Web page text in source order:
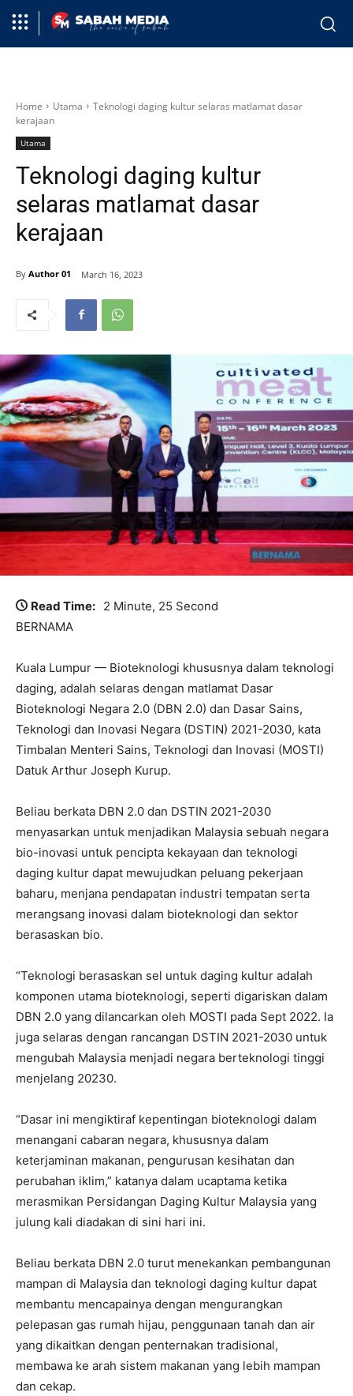
Home Utama
Teknologi daging kultur selaras matlamat dasar
kerajaan
Utama
Teknologi daging kultur
selaras matlamat dasar
kerajaan
By Author 01 March 16, 2023
Read Time: 2 Minute, 25 Second
BERNAMA
Kuala Lumpur — Bioteknologi khususnya dalam teknologi
daging, adalah selaras dengan matlamat Dasar
Bioteknologi Negara 2.0 (DBN 2.0) dan Dasar Sains,
Teknologi dan Inovasi Negara (DSTIN) 2021-2030, kata
Timbalan Menteri Sains, Teknologi dan Inovasi (MOSTI)
Datuk Arthur Joseph Kurup.
Beliau berkata DBN 2.0 dan DSTIN 2021-2030
menyasarkan untuk menjadikan Malaysia sebuah negara
bio-inovasi untuk pencipta kekayaan dan teknologi
daging kultur dapat mewujudkan peluang pekerjaan
baharu, menjana pendapatan industri tempatan serta
merangsang inovasi dalam bioteknologi dan sektor
berasaskan bio.
“Teknologi berasaskan sel untuk daging kultur adalah
komponen utama bioteknologi, seperti digariskan dalam
DBN 2.0 yang dilancarkan oleh MOSTI pada Sept 2022. Ia
juga selaras dengan rancangan DSTIN 2021-2030 untuk
mengubah Malaysia menjadi negara berteknologi tinggi
menjelang 20230.
“Dasar ini mengiktiraf kepentingan bioteknologi dalam
menangani cabaran negara, khususnya dalam
keterjaminan makanan, pengurusan kesihatan dan
perubahan iklim,” katanya dalam ucaptama ketika
merasmikan Persidangan Daging Kultur Malaysia yang
julung kali diadakan di sini hari ini.
Beliau berkata DBN 2.0 turut menekankan pembangunan
mampan di Malaysia dan teknologi daging kultur dapat
membantu mencapainya dengan mengurangkan
pelepasan gas rumah hijau, penggunaan tanah dan air
yang dikaitkan dengan penternakan tradisional,
membawa ke arah sistem makanan yang lebih mampan
dan cekap.